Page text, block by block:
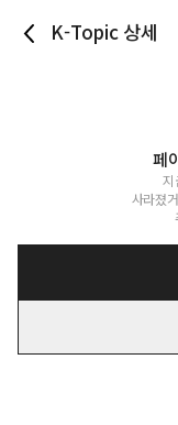
K-Topic 상세
페
지
사라졌